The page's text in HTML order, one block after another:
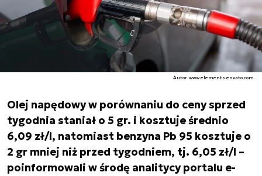
Autor. www.elements.envato.com
Olej napędowy w porównaniu do ceny sprzed
tygodnia staniał o 5 gr. i kosztuje średnio
6,09 zł/l, natomiast benzyna Pb 95 kosztuje o
2 gr mniej niż przed tygodniem, tj. 6,05 zł/l –
poinformowali w środę analitycy portalu e-